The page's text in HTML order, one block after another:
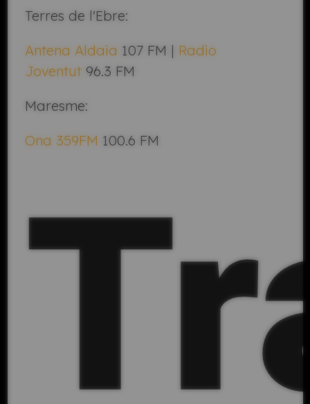
Terres de l'Ebre:
Antena Aldaia 107 FM | Radio
Joventut96.3 FM
Maresme:
Ona 359FM 100.6 FM